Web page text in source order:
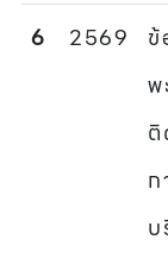
6 2569
พ
ติ